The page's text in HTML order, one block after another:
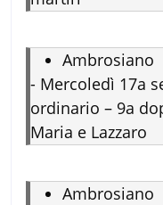
Ambrosiano
- Mercoledì 17a
ordinario – 9a
Maria e Lazzaro
Ambrosiano